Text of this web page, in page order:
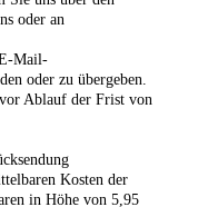
oder an
Mail-
oder zu übergeben.
Ablauf der Frist von
Kosten der
in Höhe von 5,95